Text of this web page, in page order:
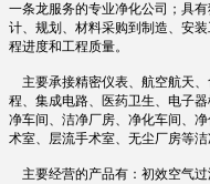
一条龙服务的专业净化公司；具
计、规划、材料采购到制造、安
程进度和工程质量。
主要承接精密仪表、航空航天
程、集成电路、医药卫生、电子
净车间、洁净厂房、净化车间、
术室、层流手术室、无尘厂房等
主要经营的产品有：初效空气